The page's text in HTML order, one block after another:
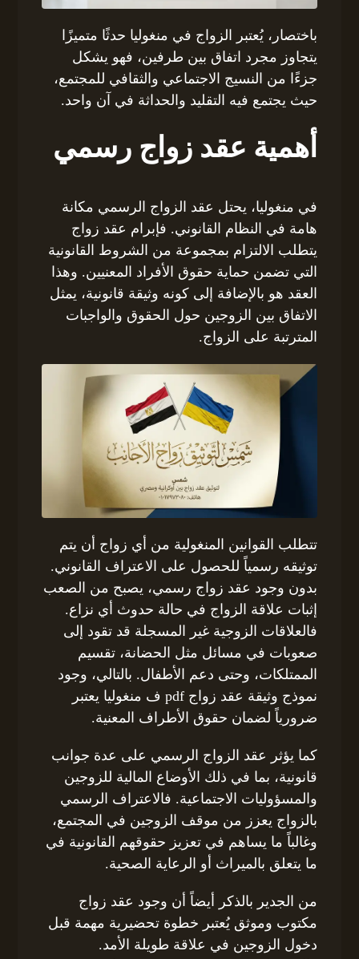
باختصار، يُعتبر الزواج في منغوليا حدثًا متميزًا
يتجاوز مجرد اتفاق بين طرفين، فهو يشكل
جزءًا من النسيج الاجتماعي والثقافي للمجتمع،
حيث يجتمع فيه التقليد والحداثة في آن واحد.
أهمية عقد زواج رسمي
في منغوليا، يحتل عقد الزواج الرسمي مكانة
هامة في النظام القانوني. فإبرام عقد زواج
يتطلب الالتزام بمجموعة من الشروط القانونية
التي تضمن حماية حقوق الأفراد المعنيين. وهذا
العقد هو بالإضافة إلى كونه وثيقة قانونية، يمثل
الاتفاق بين الزوجين حول الحقوق والواجبات
المترتبة على الزواج.
تتطلب القوانين المنغولية من أي زواج أن يتم
توثيقه رسمياً للحصول على الاعتراف القانوني.
بدون وجود عقد زواج رسمي، يصبح من الصعب
إثبات علاقة الزواج في حالة حدوث أي نزاع.
فالعلاقات الزوجية غير المسجلة قد تقود إلى
صعوبات في مسائل مثل الحضانة، تقسيم
الممتلكات، وحتى دعم الأطفال. بالتالي، وجود
نموذج وثيقة عقد زواج pdf ف منغوليا يعتبر
ضرورياً لضمان حقوق الأطراف المعنية.
كما يؤثر عقد الزواج الرسمي على عدة جوانب
قانونية، بما في ذلك الأوضاع المالية للزوجين
والمسؤوليات الاجتماعية. فالاعتراف الرسمي
بالزواج يعزز من موقف الزوجين في المجتمع،
وغالباً ما يساهم في تعزيز حقوقهم القانونية في
ما يتعلق بالميراث أو الرعاية الصحية.
من الجدير بالذكر أيضاً أن وجود عقد زواج
مكتوب وموثق يُعتبر خطوة تحضيرية مهمة قبل
دخول الزوجين في علاقة طويلة الأمد.